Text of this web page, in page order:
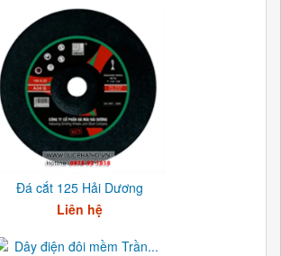
Đá cắt 125 Hải Dương
Liên hệ